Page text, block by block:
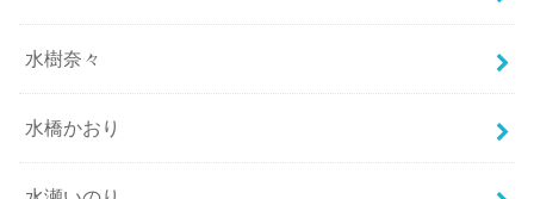
水樹奈々
水橋かおり